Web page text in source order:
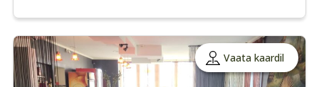
Vaata kaardil